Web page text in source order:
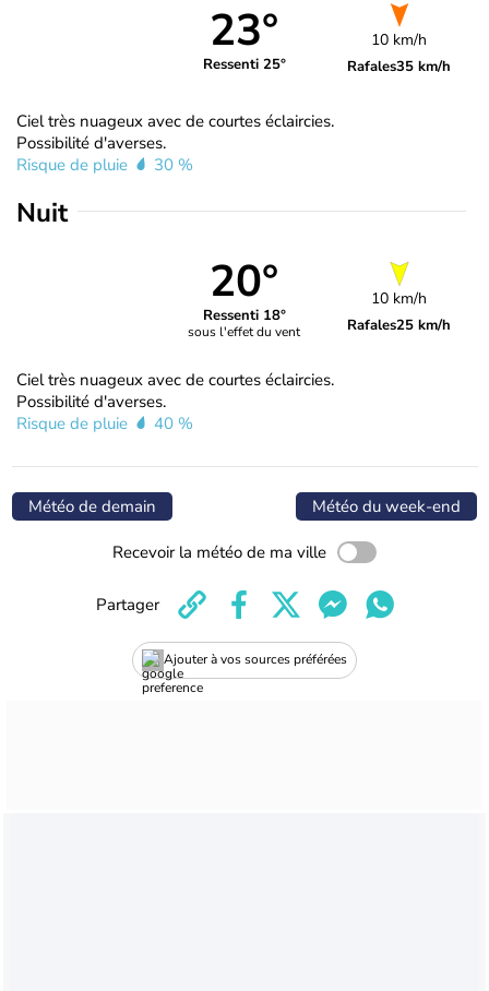
23°
Ressenti 25°
10 km/h
Rafales35 km/h
Ciel très nuageux avec de courtes éclaircies.
Possibilité d'averses.
Risque de pluie
30 %
Nuit
20°
Ressenti 18°
sous l'effet du vent
10 km/h
Rafales25 km/h
Ciel très nuageux avec de courtes éclaircies.
Possibilité d'averses.
Risque de pluie
40 %
Météo de demain Météo du week-end
Recevoir la météo de ma ville
Ajouter à vos sources préférées
Partager